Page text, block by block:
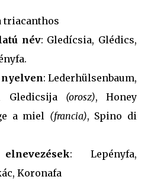
triacanthos
név: Gledícsia, Glédics,
nyelven: Lederhülsenbaum,
Gledicsija (orosz), Honey
a miel (francia), Spino di
: Lepényfa,
Koronafa